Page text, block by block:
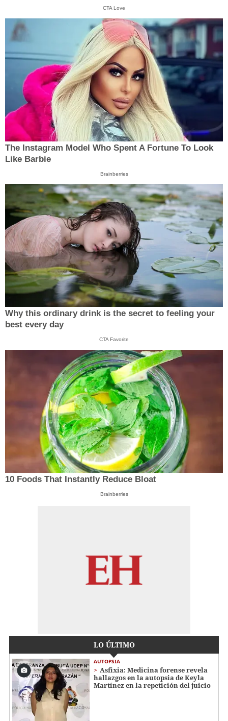
CTA Love
The Instagram Model Who Spent A Fortune To Look
Like Barbie
Brainberries
Why this ordinary drink is the secret to feeling your
best every day
CTA Favorite
10 Foods That Instantly Reduce Bloat
Brainberries
LO ÚLTIMO
AUTOPSIA
Asfixia: Medicina forense revela
hallazgos en la autopsia de Keyla
Martínez en la repetición del juicio